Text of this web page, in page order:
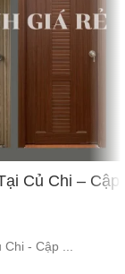
Củ Chi – Cập
Chi - Cập ...